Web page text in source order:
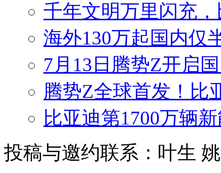
千年文明万里闪充
海外130万起国内仅
7月13日腾势Z开启
腾势Z全球首发！比
比亚迪第1700万辆
投稿与邀约联系：叶生